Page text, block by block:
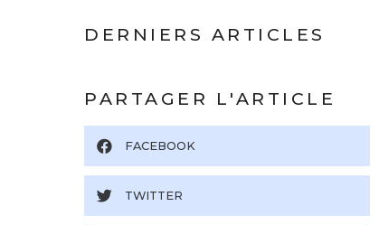
DERNIERS ARTICLES
PARTAGER L'ARTICLE
FACEBOOK
TWITTER